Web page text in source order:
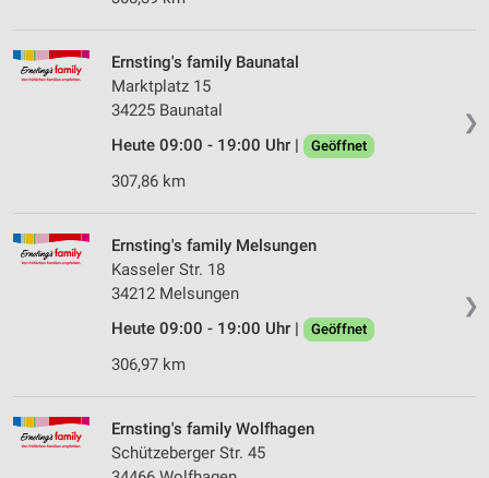
❯
Ernsting's family Baunatal
Marktplatz 15
34225 Baunatal
Heute 09:00 - 19:00 Uhr |
Geöffnet
307,86 km
❯
Ernsting's family Melsungen
Kasseler Str. 18
34212 Melsungen
Heute 09:00 - 19:00 Uhr |
Geöffnet
306,97 km
Ernsting's family Wolfhagen
Schützeberger Str. 45